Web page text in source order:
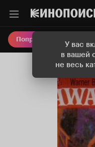
У вас
в вашей
не весь
Попробовать Плюс